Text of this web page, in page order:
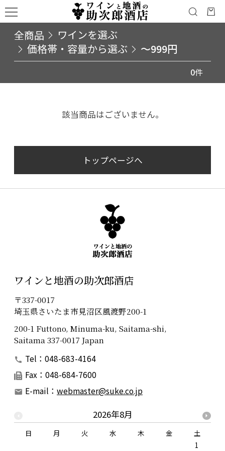
全商品
ワインを選ぶ
価格帯・容量から選ぶ
～999円
0件
該当商品はございません。
トップページへ
ワインと地酒の助次郎酒店
〒337-0017
埼玉県さいたま市見沼区風渡野200-1
200-1 Futtono, Minuma-ku, Saitama-shi,
Saitama 337-0017 Japan
Tel：048-683-4164
Fax：048-684-7600
E-mail： webmaster@suke.co.jp
2026年8月
日 月 火 水 木 金
土
1